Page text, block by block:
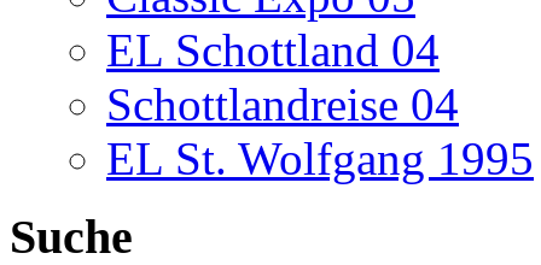
EL Schottland 04
Schottlandreise 04
EL St. Wolfgang 1995
Suche